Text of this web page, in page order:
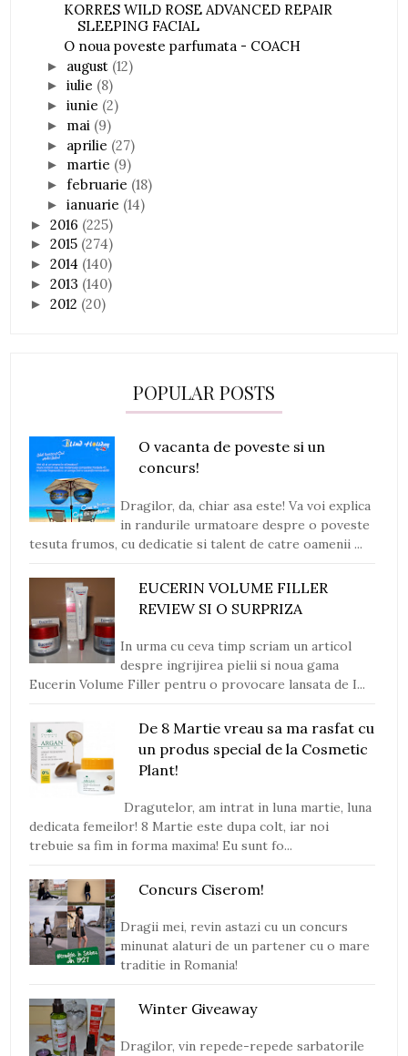
KORRES WILD ROSE ADVANCED REPAIR
SLEEPING FACIAL
O noua poveste parfumata - COACH
► august (12)
►iulie (8)
►iunie (2)
► mai (9)
► aprilie (27)
► martie (9)
►februarie (18)
►ianuarie (14)
►2016 (225)
►2015 (274)
►2014 (140)
►2013 (140)
►2012 (20)
POPULAR POSTS
O vacanta de poveste si un
concurs!
Dragilor, da, chiar asa este! Va voi explica
in randurile urmatoare despre o poveste
tesuta frumos, cu dedicatie si talent de catre oamenii ...
EUCERIN VOLUME FILLER
REVIEW SI O SURPRIZA
In urma cu ceva timp scriam un articol
despre ingrijirea pielii si noua gama
Eucerin Volume Filler pentru o provocare lansata de I...
De 8 Martie vreau sa ma rasfat cu
un produs special de la Cosmetic
Plant!
Dragutelor, am intrat in luna martie, luna
dedicata femeilor! 8 Martie este dupa colt, iar noi
trebuie sa fim in forma maxima! Eu sunt fo...
Concurs Ciserom!
Dragii mei, revin astazi cu un concurs
minunat alaturi de un partener cu o mare
traditie in Romania!
Winter Giveaway
Dragilor, vin repede-repede sarbatorile